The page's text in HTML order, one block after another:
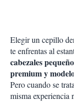
Elegir un cepillo
te enfrentas al
cabezales
premium y
Pero cuando se
misma experiencia